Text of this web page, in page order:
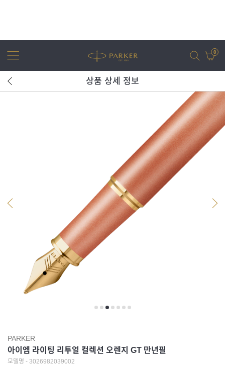
0
조터
상품 상세 정보
PARKER
아이엠 라이팅 리투얼 컬렉션 오렌지 GT 만년필
모델명 - 3026982039002